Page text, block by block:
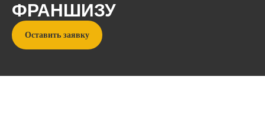
ФРАНШИЗУ
Оставить заявку